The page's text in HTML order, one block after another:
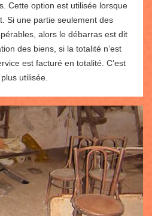
Cette option est utilisée lorsque
Si une partie seulement des
alors le débarras est dit
des biens, si la totalité n’est
est facturé en totalité. C’est
utilisée.